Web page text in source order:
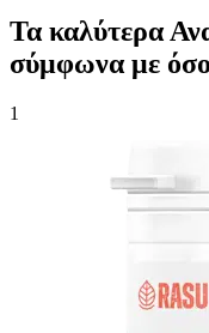
Τα καλύτερα
σύμφωνα με
1